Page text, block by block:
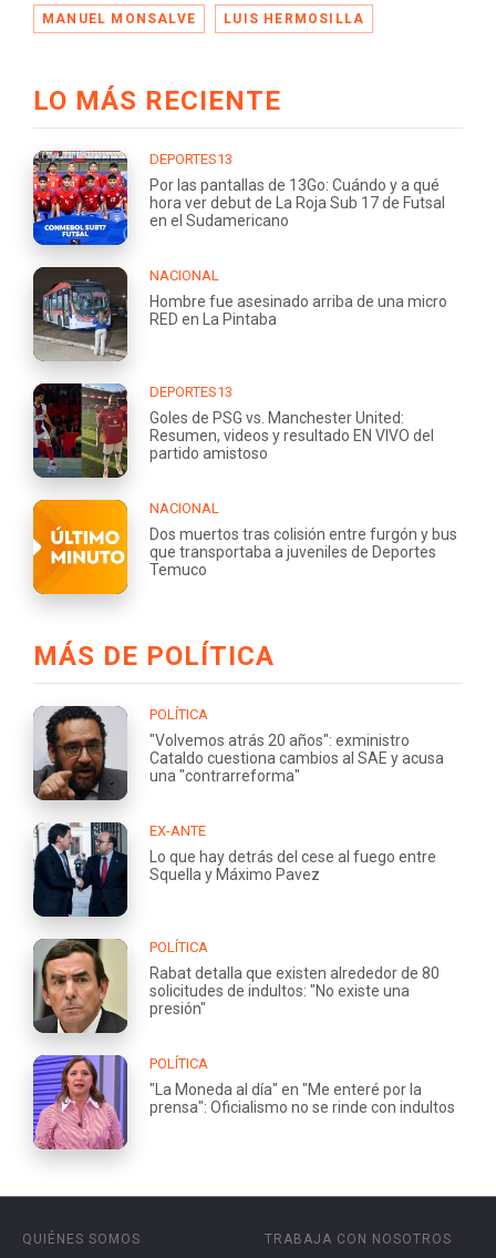
MANUEL MONSALVE LUIS HERMOSILLA
LO MÁS RECIENTE
DEPORTES13
Por las pantallas de 13Go: Cuándo y a qué
hora ver debut de La Roja Sub 17 de Futsal
en el Sudamericano
NACIONAL
Hombre fue asesinado arriba de una micro
RED en La Pintaba
DEPORTES13
Goles de PSG vs. Manchester United:
Resumen, videos y resultado EN VIVO del
partido amistoso
NACIONAL
Dos muertos tras colisión entre furgón y bus
que transportaba a juveniles de Deportes
Temuco
MÁS DE POLÍTICA
POLÍTICA
"Volvemos atrás 20 años": exministro
Cataldo cuestiona cambios al SAE y acusa
una "contrarreforma"
EX-ANTE
Lo que hay detrás del cese al fuego entre
Squella y Máximo Pavez
POLÍTICA
Rabat detalla que existen alrededor de 80
solicitudes de indultos: "No existe una
presión"
POLÍTICA
"La Moneda al día" en "Me enteré por la
prensa": Oficialismo no se rinde con indultos
QUIÉNES SOMOS
TRABAJA CON NOSOTROS